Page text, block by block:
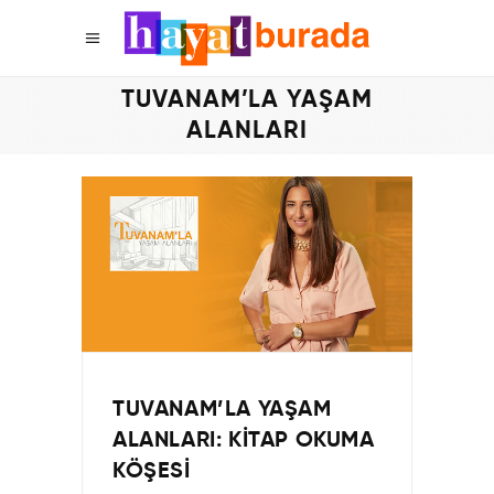
TUVANAM’LA YAŞAM
ALANLARI
TUVANAM’LA YAŞAM
ALANLARI: KITAP OKUMA
KÖŞESI